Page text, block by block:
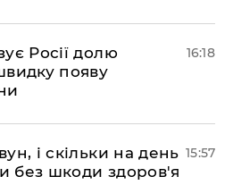
Росії долю
появу
16:18
і скільки на день
без шкоди здоров'я
15:57